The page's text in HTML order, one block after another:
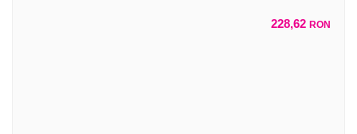
228,62 RON